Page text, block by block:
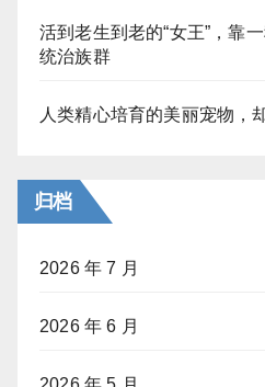
活到老生到老的“女王”，靠
统治族群
人类精心培育的美丽宠物，
归档
2026 年 7 月
2026 年 6 月